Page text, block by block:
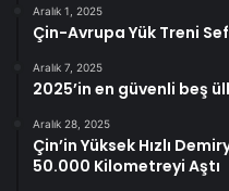
Aralık 1, 2025
Çin-Avrupa Yük Treni
Aralık 7, 2025
2025’in en güvenli beş
Aralık 28, 2025
Çin’in Yüksek Hızlı
50.000 Kilometreyi Aştı